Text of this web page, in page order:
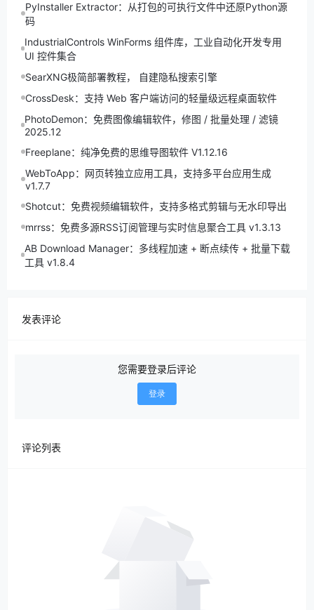
PyInstaller Extractor：从打包的可执行文件中还原Python源
码
IndustrialControls WinForms 组件库，工业自动化开发专用
UI 控件集合
SearXNG极简部署教程， 自建隐私搜索引擎
CrossDesk：支持 Web 客户端访问的轻量级远程桌面软件
PhotoDemon：免费图像编辑软件，修图 / 批量处理 / 滤镜
2025.12
Freeplane：纯净免费的思维导图软件 V1.12.16
WebToApp：网页转独立应用工具，支持多平台应用生成
v1.7.7
Shotcut：免费视频编辑软件，支持多格式剪辑与无水印导出
mrrss：免费多源RSS订阅管理与实时信息聚合工具 v1.3.13
AB Download Manager：多线程加速 + 断点续传 + 批量下载
工具 v1.8.4
发表评论
您需要登录后评论
登录
评论列表